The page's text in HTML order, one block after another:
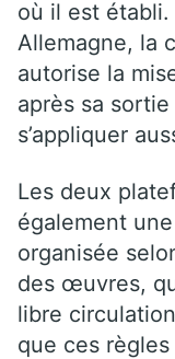
où il est établi.
Allemagne, la
autorise la
après sa
s’appliquer
Les deux
également
organisée
des œuvres,
libre
que ces